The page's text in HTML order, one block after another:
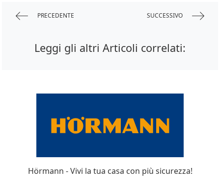
PRECEDENTE SUCCESSIVO
Leggi gli altri Articoli correlati:
Hörmann - Vivi la tua casa con più sicurezza!